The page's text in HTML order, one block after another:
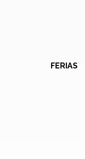
FERIAS